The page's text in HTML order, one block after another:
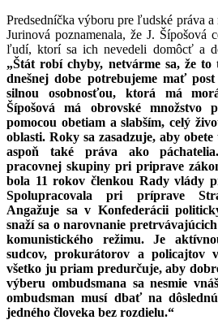
Predsedníčka výboru pre ľudské práva
Jurinová poznamenala, že J. Šípošová
ľudí, ktorí sa ich nevedeli domôcť a
„Štát robí chyby, netvárme sa, že
dnešnej dobe potrebujeme mať post
silnou osobnosťou, ktorá má
Šípošová má obrovské množstvo
pomocou obetiam a slabším, celý
oblasti. Roky sa zasadzuje, aby
aspoň také práva ako
pracovnej skupiny pri priprave
bola 11 rokov členkou Rady vlády
Spolupracovala pri príprave
Angažuje sa v Konfederácii
snaží sa o narovnanie
komunistického režimu. Je
sudcov, prokurátorov a policajtov
všetko ju priam predurčuje, aby
výberu ombudsmana sa nesmie
ombudsman musí dbať na
jedného človeka bez rozdielu.“